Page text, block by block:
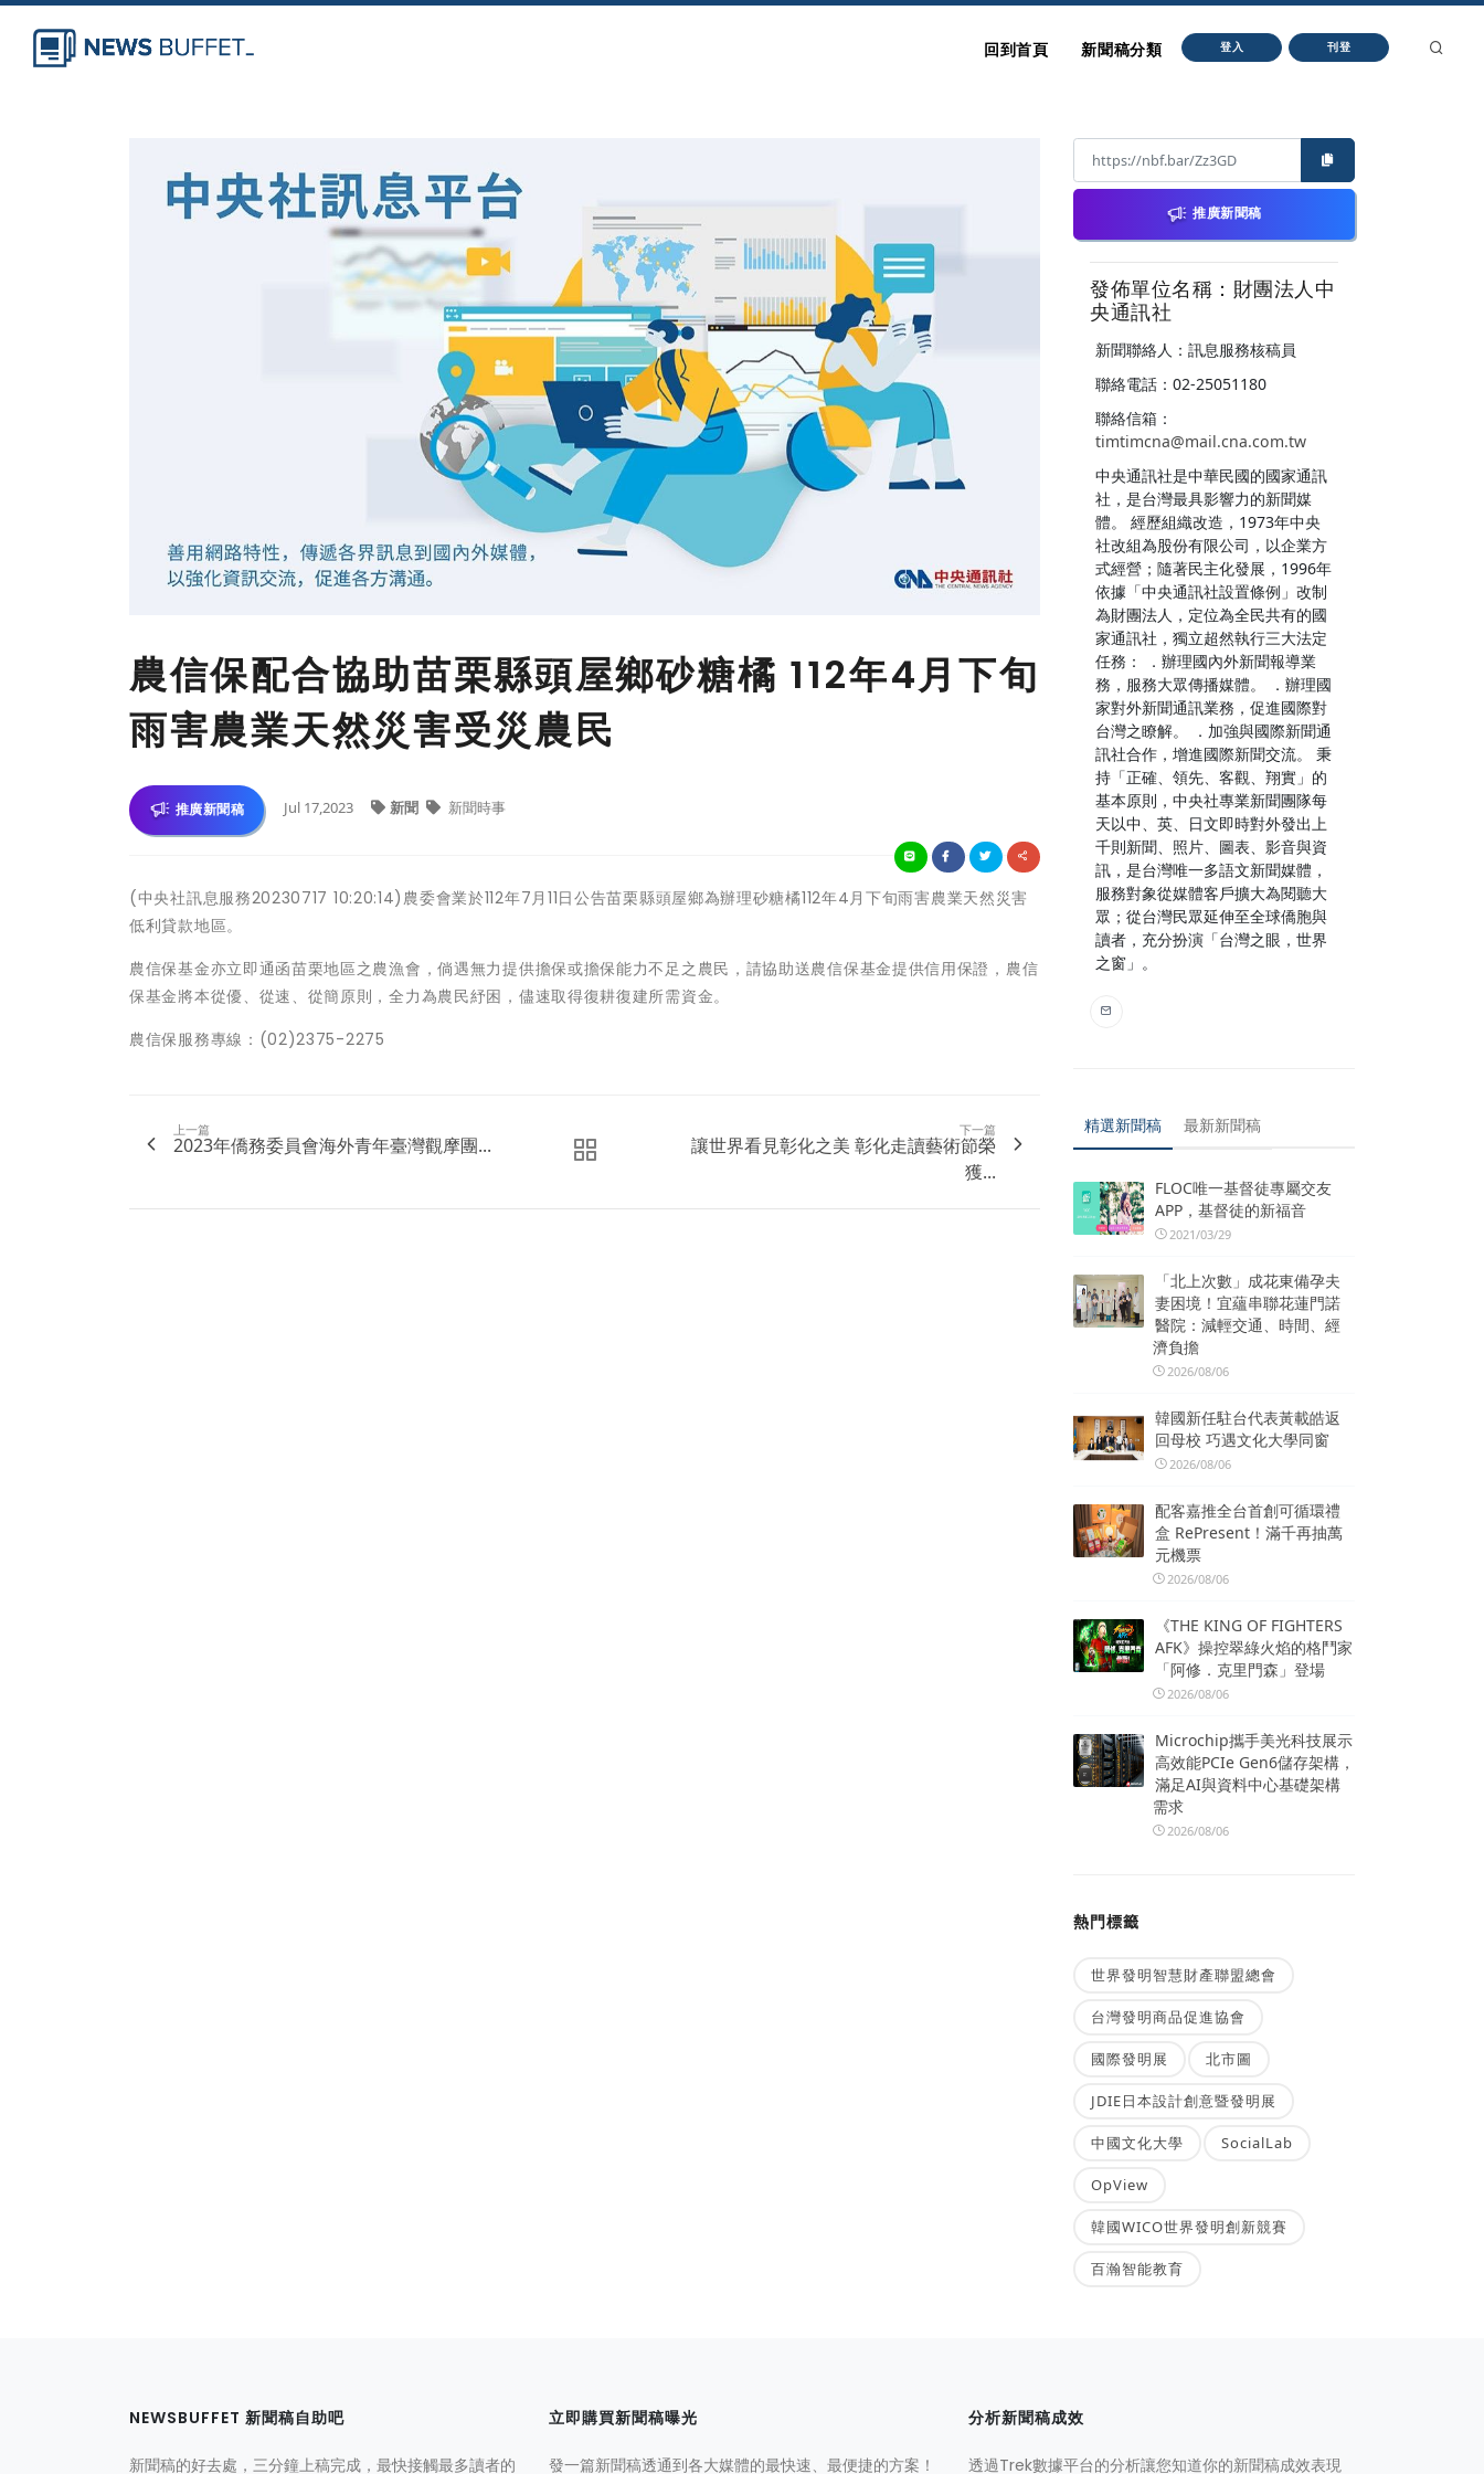
回到首頁 新聞稿分類 登入 刊登
農信保配合協助苗栗縣頭屋鄉砂糖橘 112年4月下旬
雨害農業天然災害受災農民
推廣新聞稿 Jul 17,2023 新聞 新聞時事
(中央社訊息服務20230717 10:20:14)農委會業於112年7月11日公告苗栗縣頭屋鄉為辦理砂糖橘112年4月下旬雨害農業天然災害
低利貸款地區。
農信保基金亦立即通函苗栗地區之農漁會，倘遇無力提供擔保或擔保能力不足之農民，請協助送農信保基金提供信用保證，農信
保基金將本從優、從速、從簡原則，全力為農民紓困，儘速取得復耕復建所需資金。
農信保服務專線：(02)2375-2275
上一篇
2023年僑務委員會海外青年臺灣觀摩團...
下一篇
讓世界看見彰化之美 彰化走讀藝術節榮
獲...
推廣新聞稿
發佈單位名稱：財團法人中
央通訊社
新聞聯絡人：訊息服務核稿員
聯絡電話：02-25051180
聯絡信箱：
timtimcna@mail.cna.com.tw
中央通訊社是中華民國的國家通訊
社，是台灣最具影響力的新聞媒
體。 經歷組織改造，1973年中央
社改組為股份有限公司，以企業方
式經營；隨著民主化發展，1996年
依據「中央通訊社設置條例」改制
為財團法人，定位為全民共有的國
家通訊社，獨立超然執行三大法定
任務： ．辦理國內外新聞報導業
務，服務大眾傳播媒體。 ．辦理國
家對外新聞通訊業務，促進國際對
台灣之瞭解。 ．加強與國際新聞通
訊社合作，增進國際新聞交流。 秉
持「正確、領先、客觀、翔實」的
基本原則，中央社專業新聞團隊每
天以中、英、日文即時對外發出上
千則新聞、照片、圖表、影音與資
訊，是台灣唯一多語文新聞媒體，
服務對象從媒體客戶擴大為閱聽大
眾；從台灣民眾延伸至全球僑胞與
讀者，充分扮演「台灣之眼，世界
之窗」。
精選新聞稿 最新新聞稿
FLOC唯一基督徒專屬交友
APP，基督徒的新福音
2021/03/29
「北上次數」成花東備孕夫
妻困境！宜蘊串聯花蓮門諾
醫院：減輕交通、時間、經
濟負擔
2026/08/06
韓國新任駐台代表黃載皓返
回母校 巧遇文化大學同窗
2026/08/06
配客嘉推全台首創可循環禮
盒 RePresent！滿千再抽萬
元機票
2026/08/06
《THE KING OF FIGHTERS
AFK》操控翠綠火焰的格鬥家
「阿修．克里門森」登場
2026/08/06
Microchip攜手美光科技展示
高效能PCIe Gen6儲存架構，
滿足AI與資料中心基礎架構
需求
2026/08/06
熱門標籤
世界發明智慧財產聯盟總會
台灣發明商品促進協會
國際發明展 北市圖
JDIE日本設計創意暨發明展
中國文化大學 SocialLab
OpView
韓國WICO世界發明創新競賽
百瀚智能教育
NEWSBUFFET 新聞稿自助吧
新聞稿的好去處，三分鐘上稿完成，最快接觸最多讀者的
立即購買新聞稿曝光
發一篇新聞稿透通到各大媒體的最快速、最便捷的方案！
分析新聞稿成效
透過Trek數據平台的分析讓您知道你的新聞稿成效表現